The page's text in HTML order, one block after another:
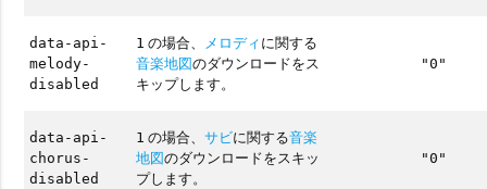
data-api-
melody-
disabled
1 の場合、 メロディに関する
音楽地図のダウンロードをス
キップします。
"0"
data-api-
chorus-
disabled
1 の場合、サビに関する音楽
地図のダウンロードをスキッ
プします。
"0"